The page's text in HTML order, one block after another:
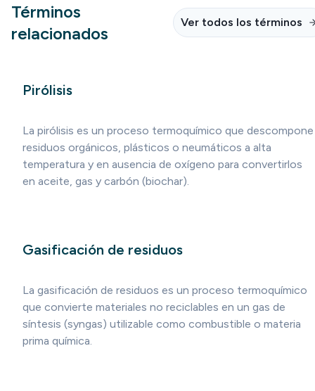
Términos
relacionados
Ver todos los términos
Pirólisis
La pirólisis es un proceso termoquímico que descompone
residuos orgánicos, plásticos o neumáticos a alta
temperatura y en ausencia de oxígeno para convertirlos
en aceite, gas y carbón (biochar).
Gasificación de residuos
La gasificación de residuos es un proceso termoquímico
que convierte materiales no reciclables en un gas de
síntesis (syngas) utilizable como combustible o materia
prima química.